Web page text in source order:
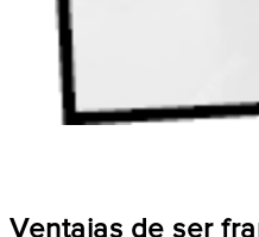
Ventajas de ser